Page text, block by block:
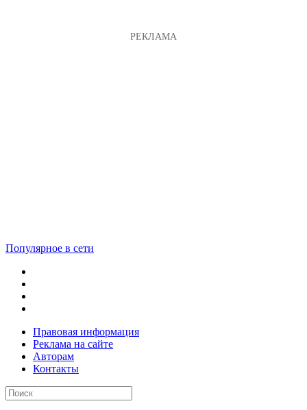
Популярное в сети
Правовая информация
Реклама на сайте
Авторам
Контакты